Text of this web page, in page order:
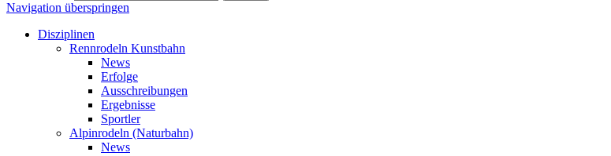
Navigation überspringen
Disziplinen
Rennrodeln Kunstbahn
News
Erfolge
Ausschreibungen
Ergebnisse
Sportler
Alpinrodeln (Naturbahn)
News